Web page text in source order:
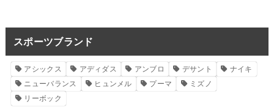
スポーツブランド
アシックス アディダス アンブロ デサント
ナイキ
ニューバランス
ヒュンメル プーマ
ミズノ
リーボック